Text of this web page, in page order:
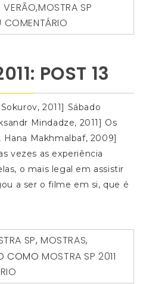
,MOSTRA SP
COMENTÁRIO
POST 13
2011] Sábado
Mindadze, 2011] Os
Hana Makhmalbaf, 2009]
vezes as experiência
o mais legal em assistir
a ser o filme em si, que é
SP,MOSTRAS,
COMOMOSTRA SP 2011